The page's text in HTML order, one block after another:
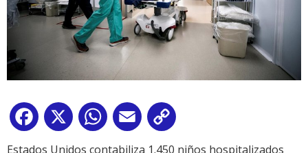
Facebook
X WhatsApp
Email
Link
Estados Unidos contabiliza 1.450 niños hospitalizados